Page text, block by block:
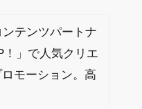
テンツパートナ
！」で人気クリエ
モーション。高